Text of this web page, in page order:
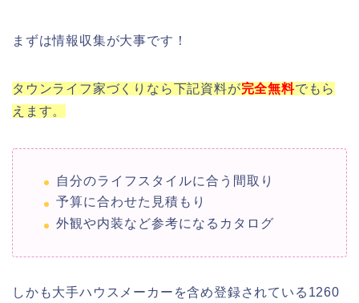
まずは情報収集が大事です！
タウンライフ家づくりなら下記資料が完全無料でもら
えます。
自分のライフスタイルに合う間取り
予算に合わせた見積もり
外観や内装など参考になるカタログ
しかも大手ハウスメーカーを含め登録されている1260